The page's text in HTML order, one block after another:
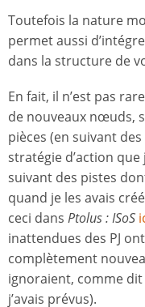
Toutefois la nature
permet aussi
dans la structure de
En fait, il n’est pas
de nouveaux nœuds,
pièces (en suivant
stratégie d’action que
suivant des pistes
quand je les avais
ceci dans Ptolus : ISoS
inattendues des PJ
complètement
ignoraient, comme
j’avais prévus).